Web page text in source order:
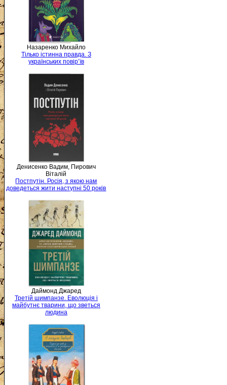
Назаренко Михайло
Тілько істинна правда. З
українських повір’їв
Денисенко Вадим, Пирович
Віталій
Постпутін. Росія, з якою нам
доведеться жити наступні 50 років
Даймонд Джаред
Третій шимпанзе. Еволюція і
майбутнє тварини, що зветься
людина